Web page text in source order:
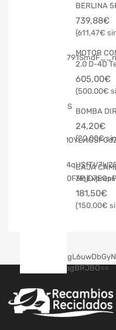
BERLINA
739,88€
611,47€
MOTOR
2.0 D-4D
605,00€
500,00€
BOMBA
24,20€
20,00€
CAJA
3P
181,50€
150,00€